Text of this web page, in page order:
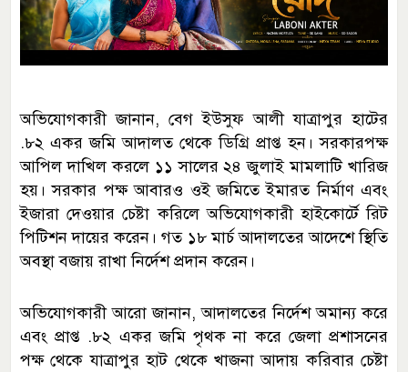
অভিযোগকারী জানান, বেগ ইউসুফ আলী যাত্রাপুর হাটের
.৮২ একর জমি আদালত থেকে ডিগ্রি প্রাপ্ত হন। সরকারপক্ষ
আপিল দাখিল করলে ১১ সালের ২৪ জুলাই মামলাটি খারিজ
হয়। সরকার পক্ষ আবারও ওই জমিতে ইমারত নির্মাণ এবং
ইজারা দেওয়ার চেষ্টা করিলে অভিযোগকারী হাইকোর্টে রিট
পিটিশন দায়ের করেন। গত ১৮ মার্চ আদালতের আদেশে স্থিতি
অবস্থা বজায় রাখা নির্দেশ প্রদান করেন।
অভিযোগকারী আরো জানান, আদালতের নির্দেশ অমান্য করে
এবং প্রাপ্ত .৮২ একর জমি পৃথক না করে জেলা প্রশাসনের
পক্ষ থেকে যাত্রাপুর হাট থেকে খাজনা আদায় করিবার চেষ্টা